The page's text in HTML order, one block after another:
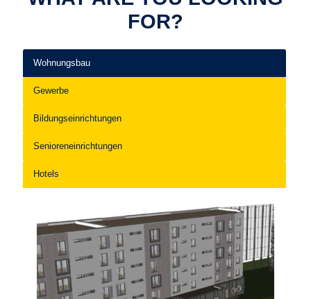
FOR?
Wohnungsbau
Gewerbe
Bildungseinrichtungen
Senioreneinrichtungen
Hotels